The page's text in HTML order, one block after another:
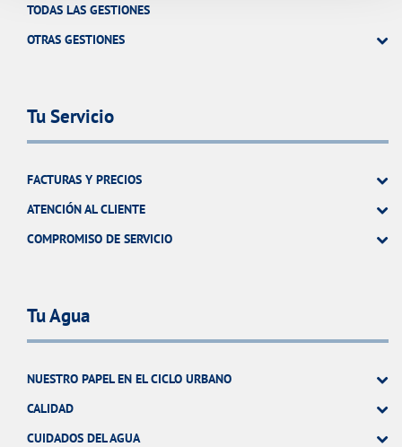
TODAS LAS GESTIONES
OTRAS GESTIONES
Tu Servicio
FACTURAS Y PRECIOS
ATENCIÓN AL CLIENTE
COMPROMISO DE SERVICIO
Tu Agua
NUESTRO PAPEL EN EL CICLO URBANO
CALIDAD
CUIDADOS DEL AGUA